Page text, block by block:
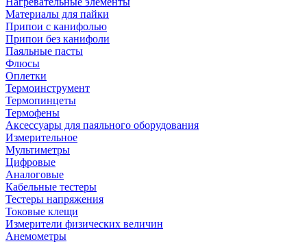
Материалы для пайки
Припои с канифолью
Припои без канифоли
Паяльные пасты
Флюсы
Оплетки
Термоинструмент
Термопинцеты
Термофены
Аксессуары для паяльного оборудования
Измерительное
Мультиметры
Цифровые
Аналоговые
Кабельные тестеры
Тестеры напряжения
Токовые клещи
Измерители физических величин
Анемометры